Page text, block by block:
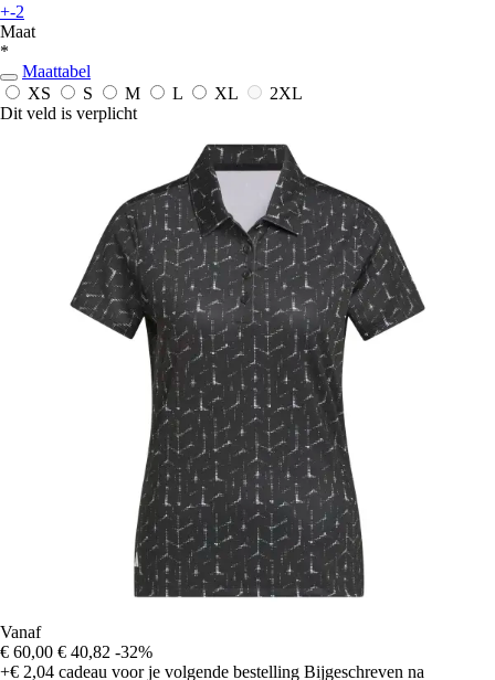
+-2
Maat
*
Maattabel
XS
S M L XL
2XL
Dit veld is verplicht
Vanaf
€ 60,00 € 40,82 -32%
+€ 2,04 cadeau voor je volgende bestelling Bijgeschreven na